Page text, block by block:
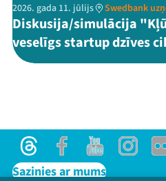
2026. gada 11. jūlijs Swedbank
Diskusija/simulācija
veselīgs startup dzīves
ThreadsFacebookYoutube
Sazinies ar mums